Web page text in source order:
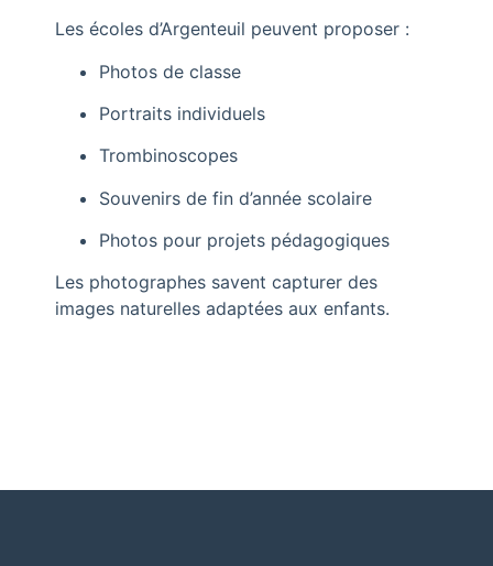
Les écoles d’Argenteuil peuvent proposer :
Photos de classe
Portraits individuels
Trombinoscopes
Souvenirs de fin d’année scolaire
Photos pour projets pédagogiques
Les photographes savent capturer des
images naturelles adaptées aux enfants.